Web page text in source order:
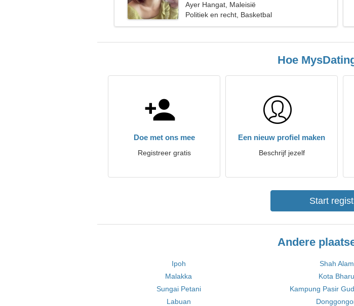
Ayer Hangat, Maleisië
Politiek en recht, Basketbal
Hoe
Doe met ons mee
Registreer gratis
Een nieuw profiel maken
Beschrijf jezelf
Start
Andere
Ipoh Shah Alam
Malakka
Kota Bharu
Sungai Petani
Kampung Pasir
Labuan